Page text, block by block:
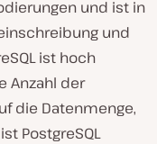
und ist in
und
ist hoch
Anzahl der
die Datenmenge,
PostgreSQL